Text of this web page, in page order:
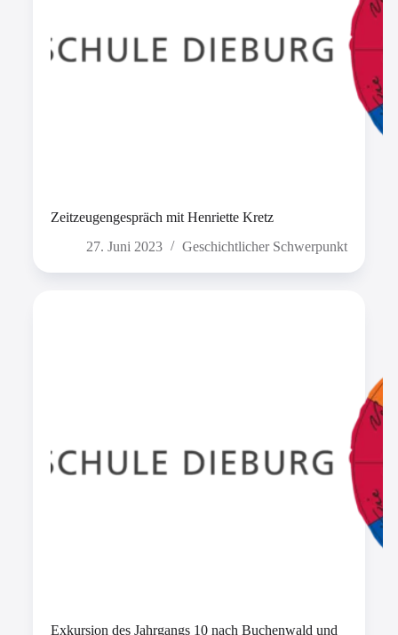
Zeitzeugengespräch mit Henriette Kretz
27. Juni 2023
Geschichtlicher Schwerpunkt
Exkursion des Jahrgangs 10 nach Buchenwald und